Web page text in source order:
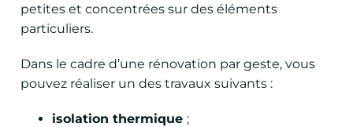
petites et concentrées sur des éléments
particuliers.
Dans le cadre d’une rénovation par geste, vous
pouvez réaliser un des travaux suivants :
isolation thermique ;